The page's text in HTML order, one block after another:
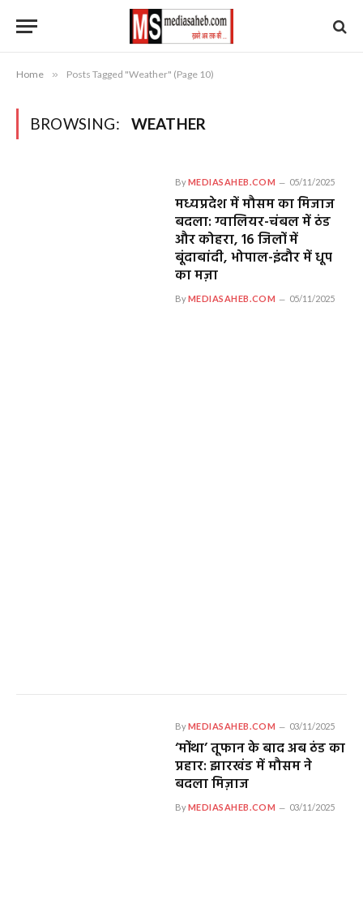
Home » Posts Tagged "Weather" (Page 10)
BROWSING: WEATHER
ByMEDIASAHEB.COM 05/11/2025
मध्यप्रदेश में मौसम का मिजाज
बदला: ग्वालियर-चंबल में ठंड
और कोहरा, 16 जिलों में
बूंदाबांदी, भोपाल-इंदौर में धूप
का मज़ा
ByMEDIASAHEB.COM 05/11/2025
ByMEDIASAHEB.COM 03/11/2025
‘मोंथा’ तूफान के बाद अब ठंड का
प्रहार: झारखंड में मौसम ने
बदला मिज़ाज
ByMEDIASAHEB.COM 03/11/2025